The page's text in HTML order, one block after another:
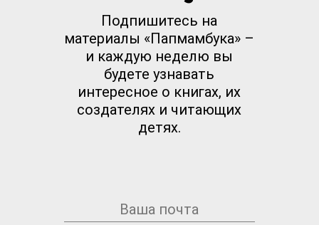
Подпишитесь на
материалы «Папмамбука» –
и каждую неделю вы
будете узнавать
интересное о книгах, их
создателях и читающих
детях.